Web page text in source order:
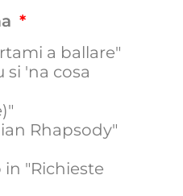
a ballare"
si 'na cosa
Rhapsody"
"Richieste